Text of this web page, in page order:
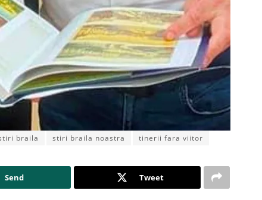
braila stiri braila noastra tinerii fara viitor
Send Tweet